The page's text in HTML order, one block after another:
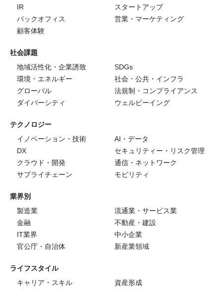
IR
スタートアップ
バックオフィス
営業・マーケティング
顧客体験
社会課題
地域活性化・企業誘致
SDGs
環境・エネルギー
社会・公共・インフラ
グローバル
法規制・コンプライアンス
ダイバーシティ
ウェルビーイング
テクノロジー
イノベーション・技術
AI・データ
DX
セキュリティー・リスク管理
クラウド・開発
通信・ネットワーク
サプライチェーン
モビリティ
業界別
製造業
流通業・サービス業
金融
不動産・建設
IT業界
中小企業
官公庁・自治体
新産業領域
ライフスタイル
キャリア・スキル
資産形成